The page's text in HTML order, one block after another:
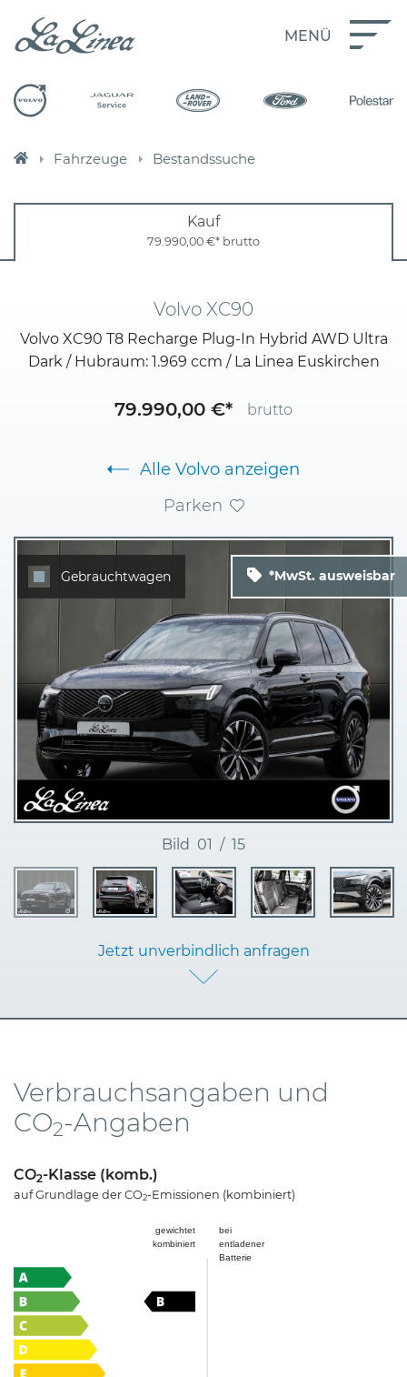
MENÜ
Fahrzeuge Bestandssuche
Kauf
79.990,00 €* brutto
Volvo XC90
Volvo XC90 T8 Recharge Plug-In Hybrid AWD Ultra
Dark / Hubraum: 1.969 ccm / La Linea Euskirchen
79.990,00 €* brutto
Alle Volvo anzeigen
Parken
*MwSt. ausweisbar
Gebrauchtwagen
Bild 01 / 15
Jetzt unverbindlich anfragen
Verbrauchsangaben und
CO2-Angaben
CO2-Klasse (komb.)
auf Grundlage der CO2-Emissionen (kombiniert)